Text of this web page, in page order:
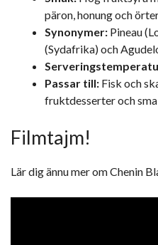
päron, honung och
Synonymer: Pineau
(Sydafrika) och
Passar till: Fisk och
fruktdesserter och
Filmtajm!
Lär dig ännu mer om Chenin